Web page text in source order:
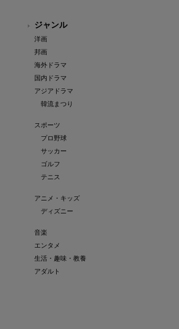
ジャンル
洋画
邦画
海外ドラマ
国内ドラマ
アジアドラマ
韓流まつり
スポーツ
プロ野球
サッカー
ゴルフ
テニス
アニメ・キッズ
ディズニー
音楽
エンタメ
生活・趣味・教養
アダルト